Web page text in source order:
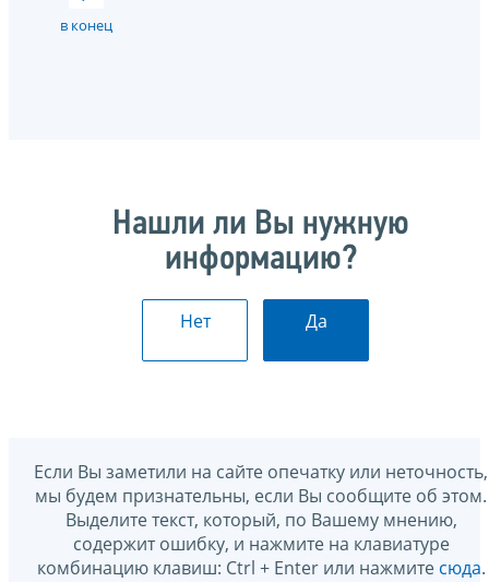
в конец
Нашли ли Вы нужную
информацию?
Нет Да
Если Вы заметили на сайте опечатку или неточность,
мы будем признательны, если Вы сообщите об этом.
Выделите текст, который, по Вашему мнению,
содержит ошибку, и нажмите на клавиатуре
комбинацию клавиш: Ctrl + Enter или нажмите сюда.